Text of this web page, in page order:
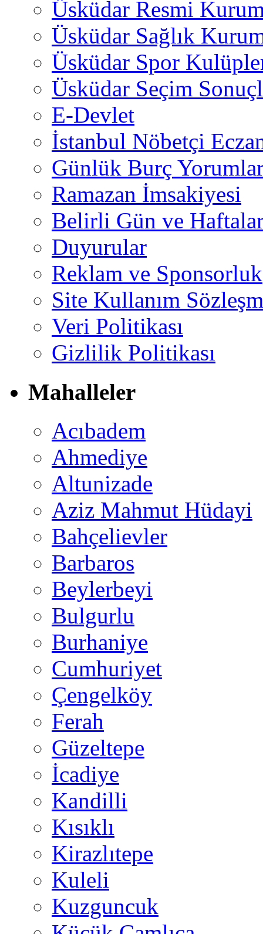
Üsküdar Resmi
Üsküdar Sağlık
Üsküdar Spor
Üsküdar Seçim
E-Devlet
İstanbul Nöbetçi
Günlük Burç
Ramazan İmsakiyesi
Belirli Gün ve
Duyurular
Reklam ve Sponsorluk
Site Kullanım
Veri Politikası
Gizlilik Politikası
Mahalleler
Acıbadem
Ahmediye
Altunizade
Aziz Mahmut Hüdayi
Bahçelievler
Barbaros
Beylerbeyi
Bulgurlu
Burhaniye
Cumhuriyet
Çengelköy
Ferah
Güzeltepe
İcadiye
Kandilli
Kısıklı
Kirazlıtepe
Kuleli
Kuzguncuk